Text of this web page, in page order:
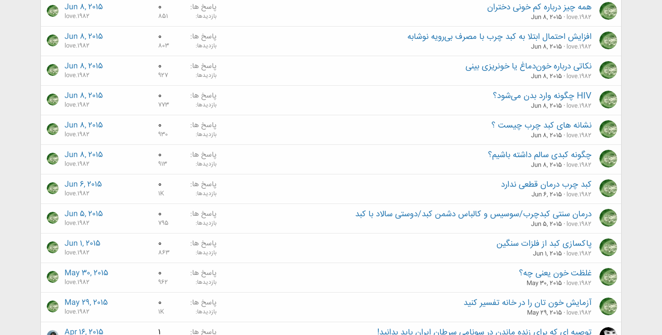
همه چیز درباره کم خونی دختران
love.1982
Jun 8, 2015
پاسخ ها 0
بازدیدها 851
Jun 8, 2015
love.1982
افزایش احتمال ابتلا به کبد چرب با مصرف بی‌رویه نوشابه
love.1982
Jun 8, 2015
پاسخ ها 0
بازدیدها 803
Jun 8, 2015
love.1982
نکاتی درباره خون‌دماغ یا خونریزی بینی
love.1982
Jun 8, 2015
پاسخ ها 0
بازدیدها 927
Jun 8, 2015
love.1982
HIV چگونه وارد بدن می‌شود؟
love.1982
Jun 8, 2015
پاسخ ها 0
بازدیدها 773
Jun 8, 2015
love.1982
نشانه های کبد چرب چیست ؟
love.1982
Jun 8, 2015
پاسخ ها 0
بازدیدها 930
Jun 8, 2015
love.1982
چگونه کبدی سالم داشته باشیم؟
love.1982
Jun 8, 2015
پاسخ ها 0
بازدیدها 913
Jun 8, 2015
love.1982
کبد چرب درمان قطعی ندارد
love.1982
Jun 6, 2015
پاسخ ها 0
بازدیدها 1K
Jun 6, 2015
love.1982
درمان سنتی کبدچرب/سوسیس و کالباس دشمن کبد/دوستی سالاد با کبد
love.1982
Jun 5, 2015
پاسخ ها 0
بازدیدها 795
Jun 5, 2015
love.1982
پاکسازی کبد از فلزات سنگین
love.1982
Jun 1, 2015
پاسخ ها 0
بازدیدها 863
Jun 1, 2015
love.1982
غلظت خون یعنی چه؟
love.1982
May 30, 2015
پاسخ ها 0
بازدیدها 962
May 30, 2015
love.1982
آزمایش خون‌ تان را در خانه تفسیر کنید
love.1982
May 29, 2015
پاسخ ها 0
بازدیدها 1K
May 29, 2015
love.1982
پاسخ ها 1
Apr 16, 2015